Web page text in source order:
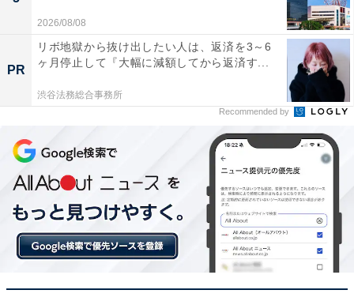
楽天トラベルでは、毎月5と0のつく日（5日・10日・15
日・20日・25日・30日）から48時間限定で特別キャンペ
ーンを実施。対象日にエントリー＆予約をすると、宿泊
料金が特別価格になるほか、ポイント還元率もアップし
さらに、キャンペーン対象施設の中には、期間限定のス
ペシャルプランや豪華特典が付く場合もあります。旅行
をお得に楽しみたい方は、ぜひこの機会を活用しましょ
う。
2026/08/08
PR
リボ地獄から抜け出したい人は、返済を3～6
ヶ月停止して『大幅に減額してから返済す...
渋谷法務総合事務所
Recommended by